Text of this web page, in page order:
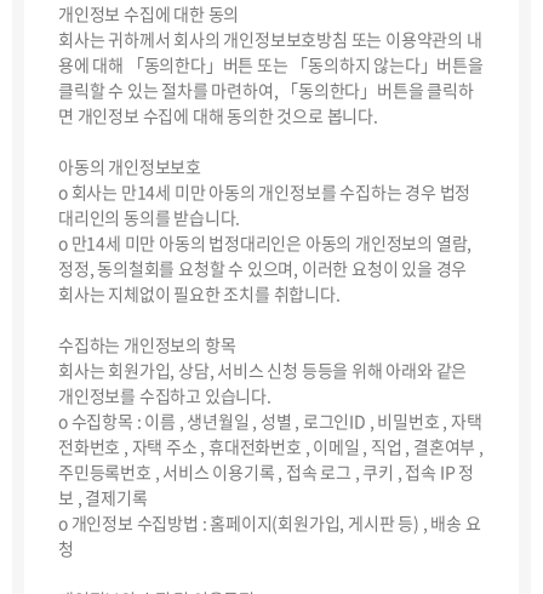
개인정보 수집에 대한 동의
회사는 귀하께서 회사의 개인정보보호방침 또는 이용약관의 내
용에 대해 「동의한다」버튼 또는 「동의하지 않는다」버튼을
클릭할 수 있는 절차를 마련하여, 「동의한다」버튼을 클릭하
면 개인정보 수집에 대해 동의한 것으로 봅니다.
아동의 개인정보보호
ο 회사는 만14세 미만 아동의 개인정보를 수집하는 경우 법정
대리인의 동의를 받습니다.
ο 만14세 미만 아동의 법정대리인은 아동의 개인정보의 열람,
정정, 동의철회를 요청할 수 있으며, 이러한 요청이 있을 경우
회사는 지체없이 필요한 조치를 취합니다.
수집하는 개인정보의 항목
회사는 회원가입, 상담, 서비스 신청 등등을 위해 아래와 같은
개인정보를 수집하고 있습니다.
ο 수집항목 : 이름 , 생년월일 , 성별 , 로그인ID , 비밀번호 , 자택
전화번호 , 자택 주소 , 휴대전화번호 , 이메일 , 직업 , 결혼여부 ,
주민등록번호 , 서비스 이용기록 , 접속 로그 , 쿠키 , 접속 IP 정
보 , 결제기록
ο 개인정보 수집방법 : 홈페이지(회원가입, 게시판 등) , 배송 요
청